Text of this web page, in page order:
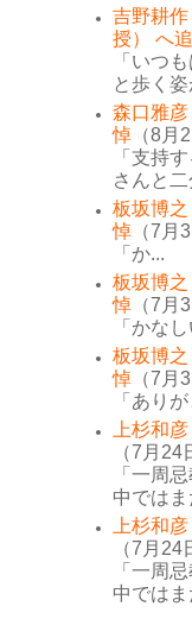
吉野耕
授） へ
「いつ
と歩く
森口雅
悼 （8月
「支持
さんと
板坂博
悼 （7月
「か...
板坂博
悼 （7月
「かな
板坂博
悼 （7月
「あり
上杉和
（7月24
「一周
中では
上杉和
（7月24
「一周
中では